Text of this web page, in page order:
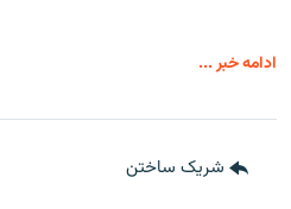
ادامه خبر ...
شریک ساختن